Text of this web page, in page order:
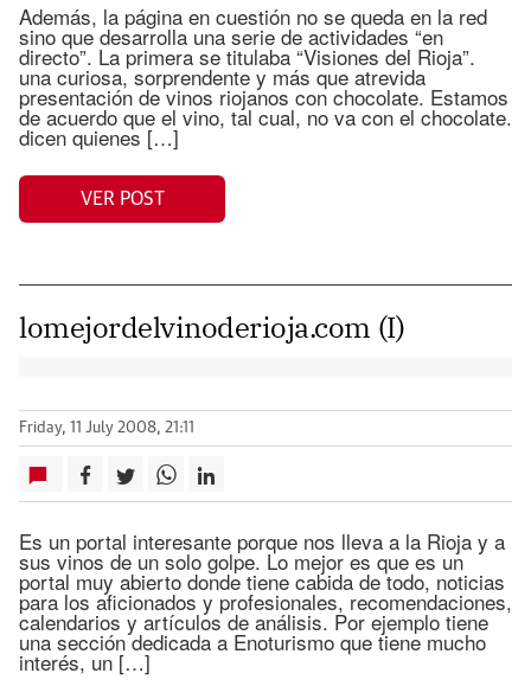
Además, la página en cuestión no se queda en la red
sino que desarrolla una serie de actividades “en
directo”. La primera se titulaba “Visiones del Rioja”.
una curiosa, sorprendente y más que atrevida
presentación de vinos riojanos con chocolate. Estamos
de acuerdo que el vino, tal cual, no va con el chocolate.
dicen quienes […]
VER POST
lomejordelvinoderioja.com (I)
Friday, 11 July 2008, 21:11
Es un portal interesante porque nos lleva a la Rioja y a
sus vinos de un solo golpe. Lo mejor es que es un
portal muy abierto donde tiene cabida de todo, noticias
para los aficionados y profesionales, recomendaciones,
calendarios y artículos de análisis. Por ejemplo tiene
una sección dedicada a Enoturismo que tiene mucho
interés, un […]